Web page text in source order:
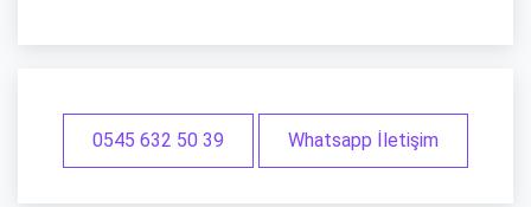
0545 632 50 39 Whatsapp İletişim